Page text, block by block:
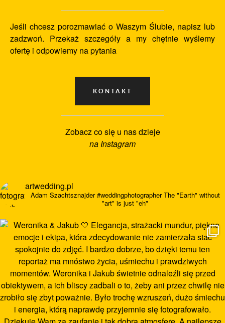
Jeśli chcesz porozmawiać o Waszym Ślubie, napisz lub
zadzwoń. Przekaż szczegóły a my chętnie wyślemy
ofertę i odpowiemy na pytania
Zobacz co się u nas dzieje
na Instagram
artwedding.pl
Adam Szachtsznajder#weddingphotographerThe "Earth" without
"art" is just "eh"